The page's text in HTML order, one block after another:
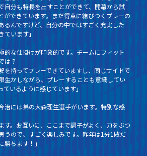
自分も特長を出すことができて、開幕から試
ができています。まだ得点に結びつくプレーの
るんですけど、自分の中ではすごく充実した
います」
な仕掛けが印象的です。チームにフィット
は？
を持ってプレーできていますし、同じサイドで
生かしながら、プレーすることも意識してい
ているように感じています」
には弟の大森理生選手がいます。特別な感
す。お互いに、ここまで調子がよく、力をぶつ
うので、すごく楽しみです。昨年は1分1敗だ
勝ちます！」